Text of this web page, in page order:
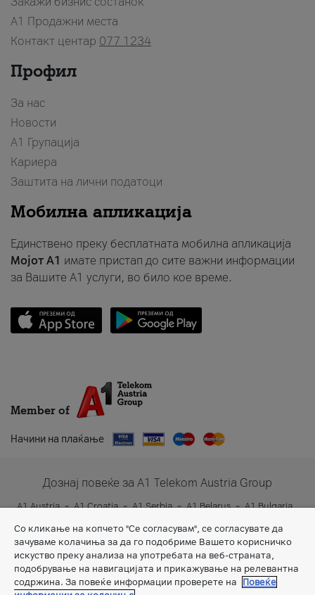
A1 Продажни места
Контакт центар 077 1234
Профил
За нас
Новости
А1 Групација
Кариера
Заштита на лични податоци
Мобилна апликација
Единствено преку бесплатната мобилна апликација
Мојот A1 имате пристап до сите важни информации
за Вашите A1 услуги, во било кое време.
Member of
Начини на плаќање
Дознај повеќе за A1 Telekom Austria Group
A1 Austria A1 Croatia A1 Serbia A1 Belarus
A1 Bulgaria
Со кликање на копчето "Се согласувам", се согласувате да
зачуваме колачиња за да го подобриме Вашето корисничко
искуство преку анализа на употребата на веб-страната,
подобрување на навигацијата и прикажување на релевантна
содржина. За повеќе информации проверете на
Повеќе